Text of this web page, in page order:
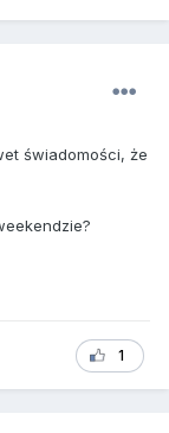
świadomości, że
1